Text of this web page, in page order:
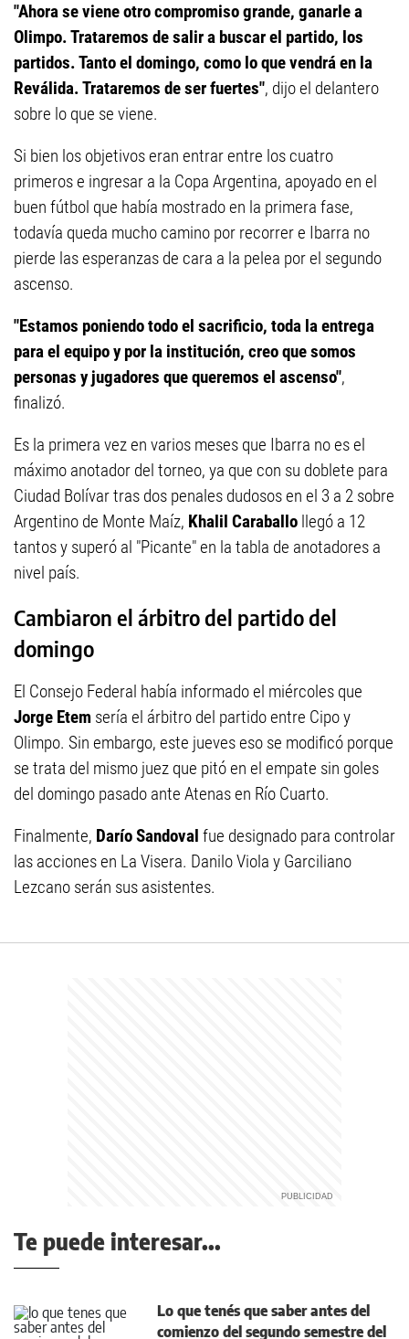
"Ahora se viene otro compromiso grande, ganarle a
Olimpo. Trataremos de salir a buscar el partido, los
partidos. Tanto el domingo, como lo que vendrá en la
Reválida. Trataremos de ser fuertes", dijo el delantero
sobre lo que se viene.
Si bien los objetivos eran entrar entre los cuatro
primeros e ingresar a la Copa Argentina, apoyado en el
buen fútbol que había mostrado en la primera fase,
todavía queda mucho camino por recorrer e Ibarra no
pierde las esperanzas de cara a la pelea por el segundo
ascenso.
"Estamos poniendo todo el sacrificio, toda la entrega
para el equipo y por la institución, creo que somos
personas y jugadores que queremos el ascenso",
finalizó.
Es la primera vez en varios meses que Ibarra no es el
máximo anotador del torneo, ya que con su doblete para
Ciudad Bolívar tras dos penales dudosos en el 3 a 2 sobre
Argentino de Monte Maíz, Khalil Caraballo llegó a 12
tantos y superó al "Picante" en la tabla de anotadores a
nivel país.
Cambiaron el árbitro del partido del
domingo
El Consejo Federal había informado el miércoles que
Jorge Etem sería el árbitro del partido entre Cipo y
Olimpo. Sin embargo, este jueves eso se modificó porque
se trata del mismo juez que pitó en el empate sin goles
del domingo pasado ante Atenas en Río Cuarto.
Finalmente, Darío Sandoval fue designado para controlar
las acciones en La Visera. Danilo Viola y Garciliano
Lezcano serán sus asistentes.
Te puede interesar...
Lo que tenés que saber antes del
comienzo del segundo semestre del